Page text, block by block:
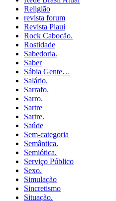
Religião
revista forum
Revista Piaui
Rock Cabocão.
Rostidade
Sabedoria.
Saber
Sábia Gente…
Salário.
Sarrafo.
Sarro.
Sartre
Sartre.
Saúde
Sem-categoria
Semântica.
Semiótica.
Serviço Público
Sexo.
Simulação
Sincretismo
Situação.